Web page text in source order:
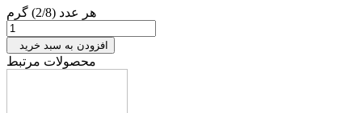
هر عدد (2/8) گرم
افزودن به سبد خرید
محصولات مرتبط